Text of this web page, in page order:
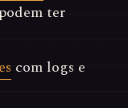
ter
com logs e